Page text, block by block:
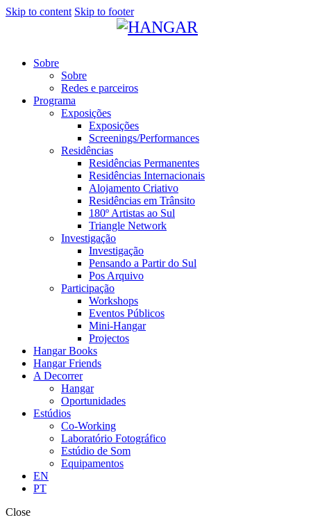
Skip to content Skip to footer
Sobre
Sobre
Redes e parceiros
Programa
Exposições
Exposições
Screenings/Performances
Residências
Residências Permanentes
Residências Internacionais
Alojamento Criativo
Residências em Trânsito
180º Artistas ao Sul
Triangle Network
Investigação
Investigação
Pensando a Partir do Sul
Pos Arquivo
Participação
Workshops
Eventos Públicos
Mini-Hangar
Projectos
Hangar Books
Hangar Friends
A Decorrer
Hangar
Oportunidades
Estúdios
Co-Working
Laboratório Fotográfico
Estúdio de Som
Equipamentos
EN
PT
Close